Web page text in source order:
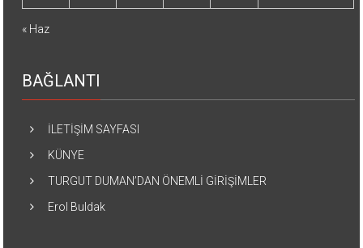
« Haz
BAĞLANTI
İLETİŞİM SAYFASI
KÜNYE
TURGUT DUMAN’DAN ÖNEMLİ GİRİŞİMLER
Erol Buldak